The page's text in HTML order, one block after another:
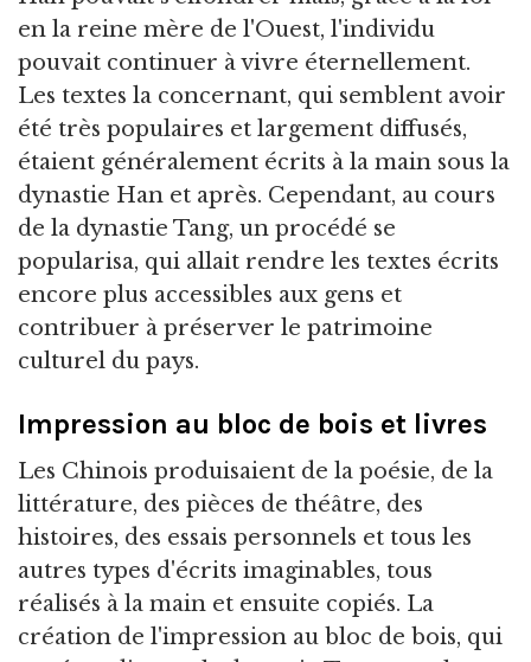
en la reine mère de l'Ouest, l'individu
pouvait continuer à vivre éternellement.
Les textes la concernant, qui semblent avoir
été très populaires et largement diffusés,
étaient généralement écrits à la main sous la
dynastie Han et après. Cependant, au cours
de la dynastie Tang, un procédé se
popularisa, qui allait rendre les textes écrits
encore plus accessibles aux gens et
contribuer à préserver le patrimoine
culturel du pays.
Impression au bloc de bois et livres
Les Chinois produisaient de la poésie, de la
littérature, des pièces de théâtre, des
histoires, des essais personnels et tous les
autres types d'écrits imaginables, tous
réalisés à la main et ensuite copiés. La
création de l'impression au bloc de bois, qui